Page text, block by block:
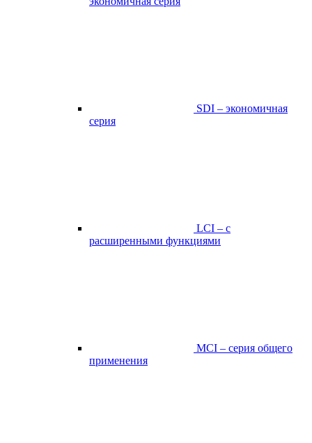
SDI – экономичная
серия
LCI – с
расширенными функциями
MCI – серия общего
применения